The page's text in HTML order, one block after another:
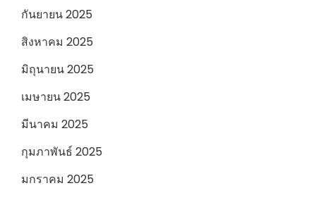
กันยายน 2025
สิงหาคม 2025
มิถุนายน 2025
เมษายน 2025
มีนาคม 2025
กุมภาพันธ์ 2025
มกราคม 2025